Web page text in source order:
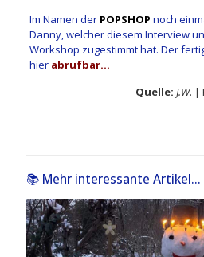
Im Namen der POPSHOP noch
Danny, welcher diesem Interview
Workshop zugestimmt hat. Der
hier abrufbar…
Quelle: J.W. |
📚 Mehr interessante Artikel...